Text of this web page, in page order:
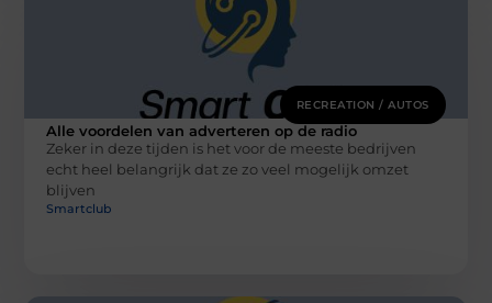
RECREATION / AUTOS
Alle voordelen van adverteren op de radio
Zeker in deze tijden is het voor de meeste bedrijven
echt heel belangrijk dat ze zo veel mogelijk omzet
blijven
Smartclub